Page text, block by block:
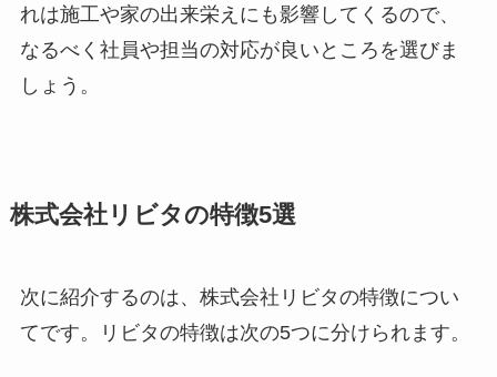
れは施工や家の出来栄えにも影響してくるので、
なるべく社員や担当の対応が良いところを選びま
しょう。
株式会社リビタの特徴5選
次に紹介するのは、株式会社リビタの特徴につい
てです。リビタの特徴は次の5つに分けられます。